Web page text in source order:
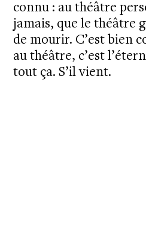
connu : au théâtre
jamais, que le théâtre
de mourir. C’est bien
au théâtre, c’est
tout ça. S’il vient.